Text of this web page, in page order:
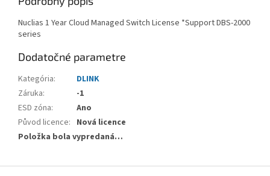
Nuclias 1 Year Cloud Managed Switch License *Support DBS-2000
series
Dodatočné parametre
Kategória:
DLINK
Záruka:
-1
ESD zóna:
Ano
Původ licence: Nová licence
Položka bola vypredaná…